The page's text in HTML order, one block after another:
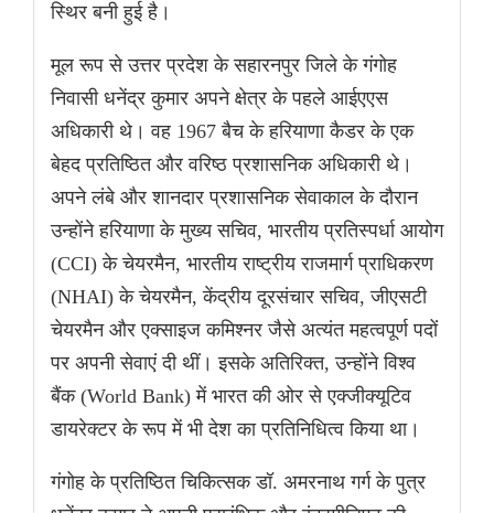
स्थिर बनी हुई है।
मूल रूप से उत्तर प्रदेश के सहारनपुर जिले के गंगोह
निवासी धनेंद्र कुमार अपने क्षेत्र के पहले आईएएस
अधिकारी थे। वह 1967 बैच के हरियाणा कैडर के एक
बेहद प्रतिष्ठित और वरिष्ठ प्रशासनिक अधिकारी थे।
अपने लंबे और शानदार प्रशासनिक सेवाकाल के दौरान
उन्होंने हरियाणा के मुख्य सचिव, भारतीय प्रतिस्पर्धा आयोग
(CCI) के चेयरमैन, भारतीय राष्ट्रीय राजमार्ग प्राधिकरण
(NHAI) के चेयरमैन, केंद्रीय दूरसंचार सचिव, जीएसटी
चेयरमैन और एक्साइज कमिश्नर जैसे अत्यंत महत्वपूर्ण पदों
पर अपनी सेवाएं दी थीं। इसके अतिरिक्त, उन्होंने विश्व
बैंक (World Bank) में भारत की ओर से एक्जीक्यूटिव
डायरेक्टर के रूप में भी देश का प्रतिनिधित्व किया था।
गंगोह के प्रतिष्ठित चिकित्सक डॉ. अमरनाथ गर्ग के पुत्र